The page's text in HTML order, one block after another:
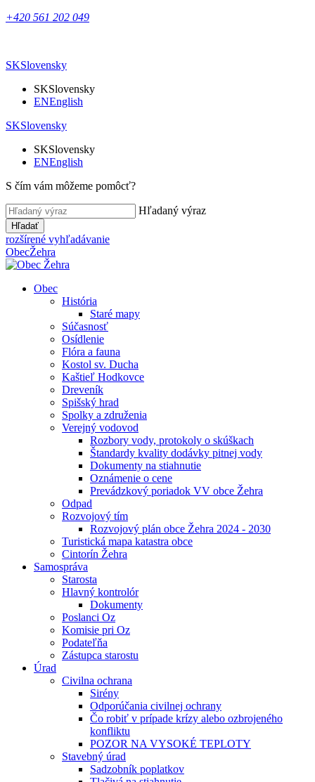
+420 561 202 049
SKSlovensky
SKSlovensky
ENEnglish
SKSlovensky
SKSlovensky
ENEnglish
S čím vám môžeme pomôcť?
Hľadaný výraz
Hľadať
rozšírené vyhľadávanie
ObecŽehra
Obec
História
Staré mapy
Súčasnosť
Osídlenie
Flóra a fauna
Kostol sv. Ducha
Kaštieľ Hodkovce
Dreveník
Spišský hrad
Spolky a združenia
Verejný vodovod
Rozbory vody, protokoly o skúškach
Štandardy kvality dodávky pitnej vody
Dokumenty na stiahnutie
Oznámenie o cene
Prevádzkový poriadok VV obce Žehra
Odpad
Rozvojový tím
Rozvojový plán obce Žehra 2024 - 2030
Turistická mapa katastra obce
Cintorín Žehra
Samospráva
Starosta
Hlavný kontrolór
Dokumenty
Poslanci Oz
Komisie pri Oz
Podateľňa
Zástupca starostu
Úrad
Civilna ochrana
Sirény
Odporúčania civilnej ochrany
Čo robiť v prípade krízy alebo ozbrojeného
konfliktu
POZOR NA VYSOKÉ TEPLOTY
Stavebný úrad
Sadzobník poplatkov